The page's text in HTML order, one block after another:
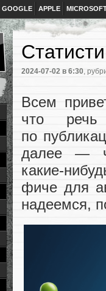
GOOGLE APPLE
2024-07-02 в 6:30,
Всем
что речь
по
далее —
фиче для
надеемся,